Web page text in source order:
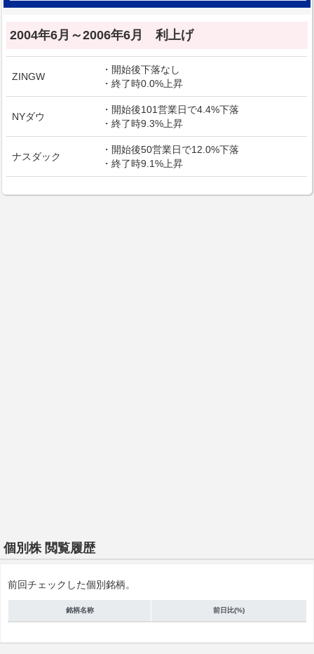
2004年6月～2006年6月 利上げ
ZINGW
・開始後下落なし
・終了時0.0%上昇
NYダウ
・開始後101営業日で4.4%下落
・終了時9.3%上昇
ナスダック
・開始後50営業日で12.0%下落
・終了時9.1%上昇
個別株 閲覧履歴
前回チェックした個別銘柄。
銘柄名称 前日比(%)